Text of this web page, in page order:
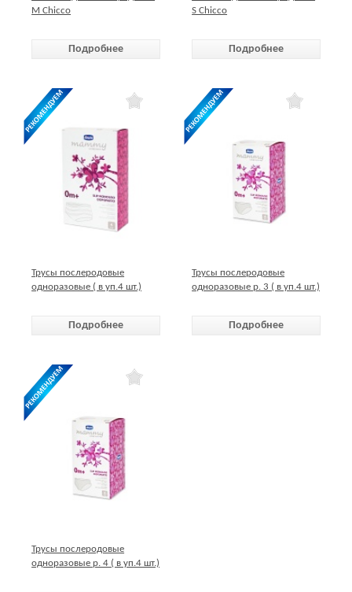
M Chicco
Подробнее
S Chicco
Подробнее
Трусы послеродовые
одноразовые ( в уп.4 шт.)
Подробнее
Трусы послеродовые
одноразовые р. 3 ( в уп.4 шт.)
Подробнее
Трусы послеродовые
одноразовые р. 4 ( в уп.4 шт.)